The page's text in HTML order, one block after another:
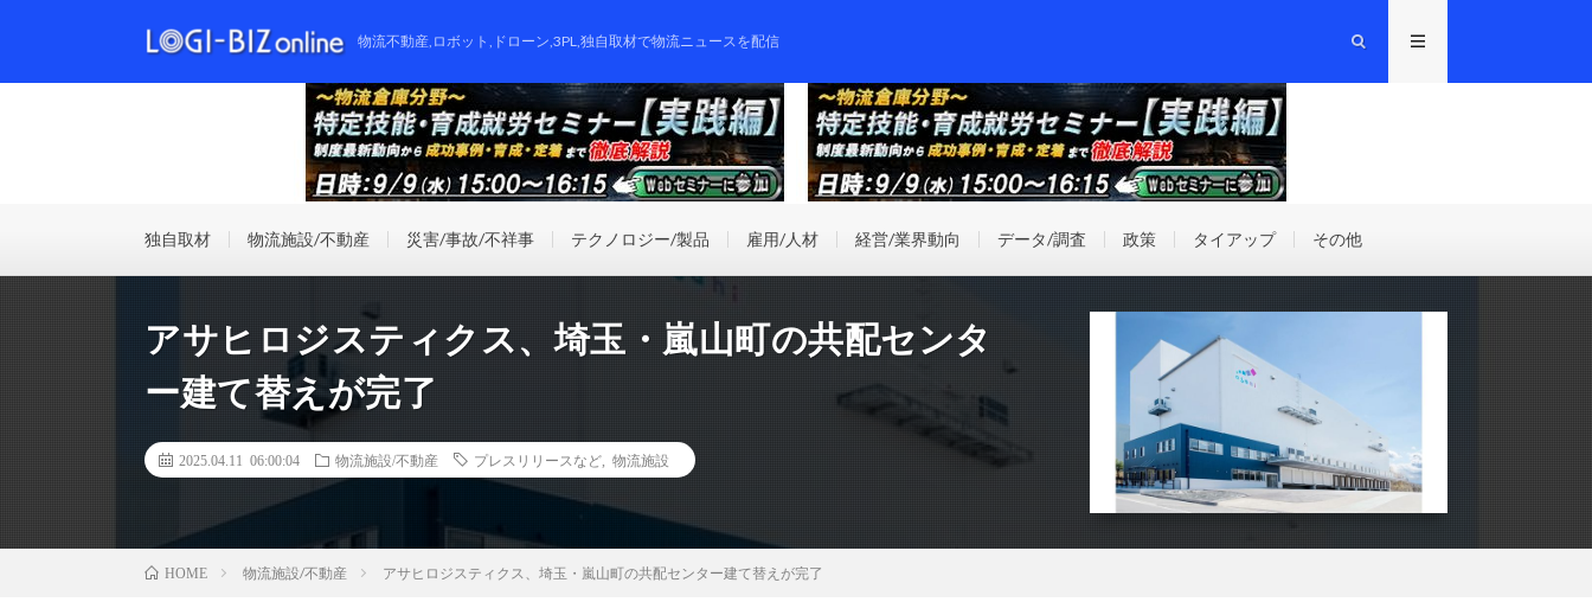
物流不動産,ロボット,ドローン,3PL,独自取材で物流ニュースを配信
独自取材 物流施設/不動産 災害/事故/不祥事 テクノロジー/製品 雇用/人材 経営/業界動向 データ/調査 政策 タイアップ その他
アサヒロジスティクス、埼玉・嵐山町の共配センタ
ー建て替えが完了
2025.04.11 06:00:04 物流施設/不動産 プレスリリースなど 物流施設
HOME 物流施設/不動産 アサヒロジスティクス、埼玉・嵐山町の共配センター建て替えが完了